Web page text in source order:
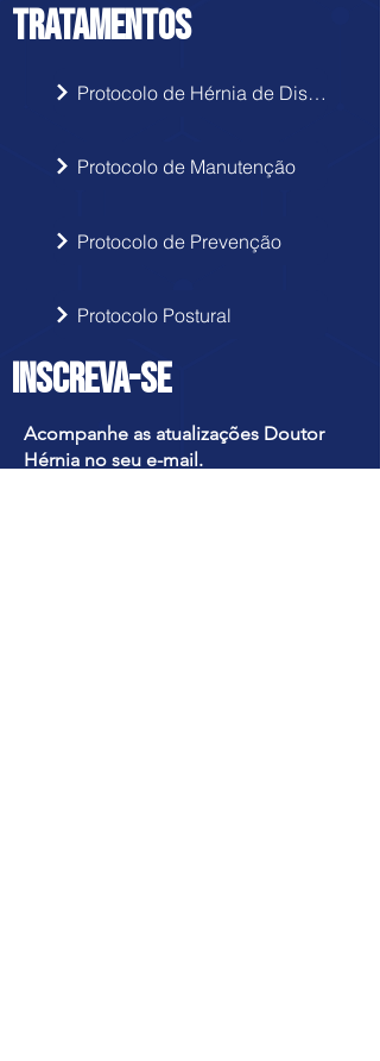
Protocolo de Hérnia de Disco
Protocolo de Manutenção
Protocolo de Prevenção
Protocolo Postural
Acompanhe as atualizações Doutor
Hérnia no seu e-mail.
TRATAMENTOS
INSCREVA-SE